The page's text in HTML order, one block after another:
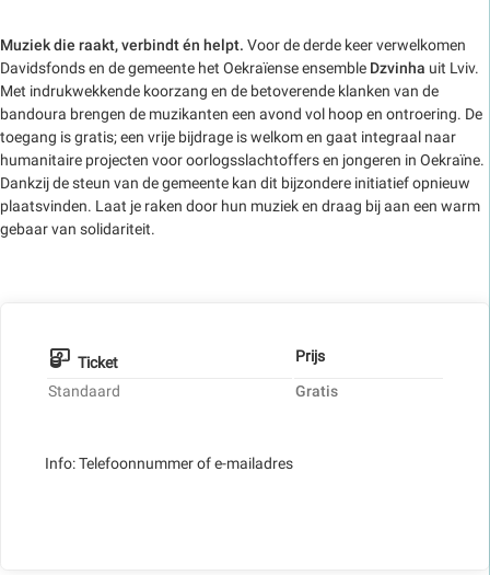
Muziek die raakt, verbindt én helpt. Voor de derde keer verwelkomen
Davidsfonds en de gemeente het Oekraïense ensemble Dzvinha uit Lviv.
Met indrukwekkende koorzang en de betoverende klanken van de
bandoura brengen de muzikanten een avond vol hoop en ontroering. De
toegang is gratis; een vrije bijdrage is welkom en gaat integraal naar
humanitaire projecten voor oorlogsslachtoffers en jongeren in Oekraïne.
Dankzij de steun van de gemeente kan dit bijzondere initiatief opnieuw
plaatsvinden. Laat je raken door hun muziek en draag bij aan een warm
gebaar van solidariteit.
Ticket
Prijs
Standaard
Gratis
Info: Telefoonnummer of e-mailadres